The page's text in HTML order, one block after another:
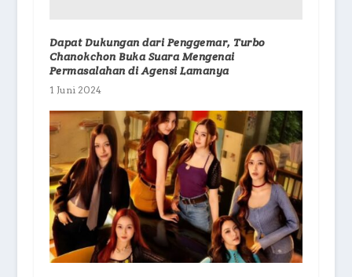
Dapat Dukungan dari Penggemar, Turbo
Chanokchon Buka Suara Mengenai
Permasalahan di Agensi Lamanya
1 Juni 2024